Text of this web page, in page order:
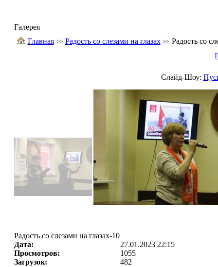
Галерея
Главная
Радость со слезами на глазах
Радость со
Слайд-Шоу:
Радость со слезами на глазах-10
Дата:
27.01.2023 22:15
Просмотров:
1055
Загрузок:
482